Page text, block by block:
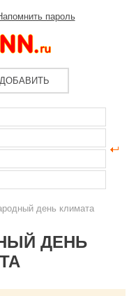
пароль
ДОБАВИТЬ
день климата
ДЕНЬ